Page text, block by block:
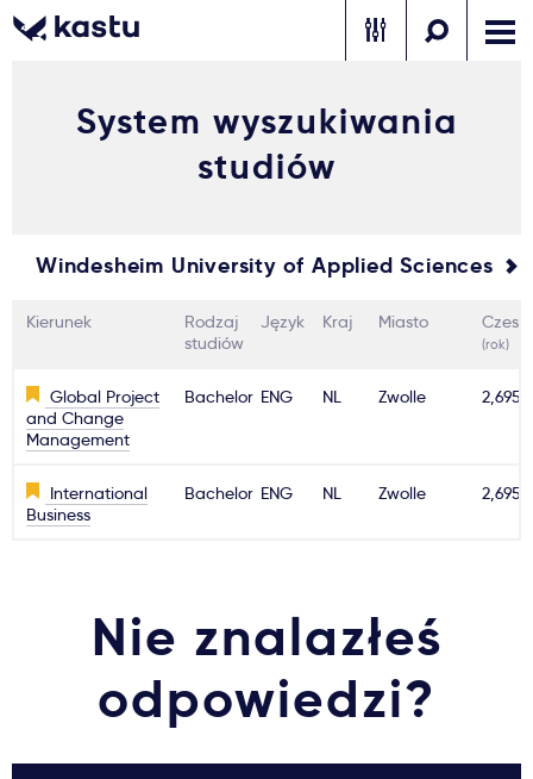
Powiadomienia
Formularz aplikacyjny
Zadzwoń Bezpłatne konsultacje Kontakt
Gdzie studiować?
Jak aplikować?
Usługi
Dlaczego Kastu?
System wyszukiwania
studiów
Windesheim University of Applied Sciences
Kierunek
Rodzaj
studiów
Język Kraj Miasto
(rok)
Global Project
and Change
Management
Bachelor ENG NL Zwolle 2,695€
International
Business
Bachelor ENG NL Zwolle 2,695€
Nie znalazłeś
odpowiedzi?